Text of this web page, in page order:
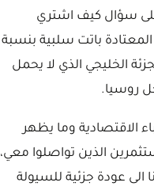
على سؤال كيف اشتري
باتت سلبية بنسبة
الخليجي الذي لا يحمل
روسيا.
الاقتصادية وما يظهر
الذين تواصلوا معي،
الى عودة جزئية للسيولة